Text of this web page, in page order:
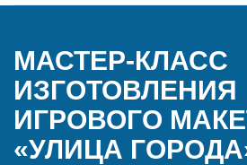
МАСТЕР-КЛАСС
ИЗГОТОВЛЕНИЯ
ИГРОВОГО
«УЛИЦА